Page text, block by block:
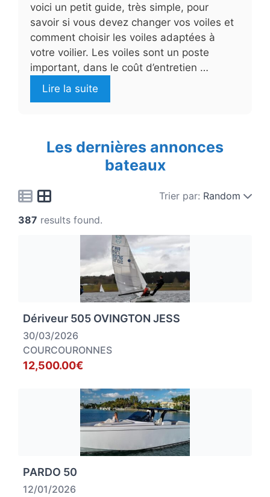
voici un petit guide, très simple, pour
savoir si vous devez changer vos voiles et
comment choisir les voiles adaptées à
votre voilier. Les voiles sont un poste
important, dans le coût d’entretien …
Lire la suite
Les dernières annonces
bateaux
Trier par: Random
387 results found.
Dériveur 505 OVINGTON JESS
30/03/2026
COURCOURONNES
12,500.00€
PARDO 50
12/01/2026